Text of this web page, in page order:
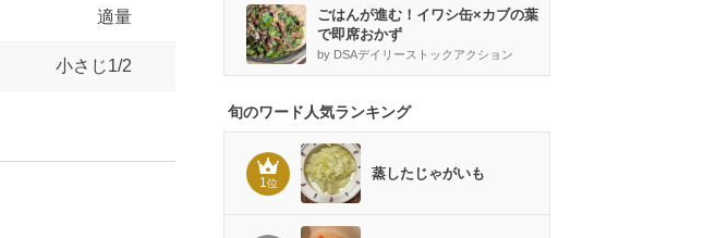
適量
小さじ1/2
ごはんが進む！イワシ缶×カブの葉
で即席おかず
by DSAデイリーストックアクション
旬のワード人気ランキング
1位
蒸したじゃがいも